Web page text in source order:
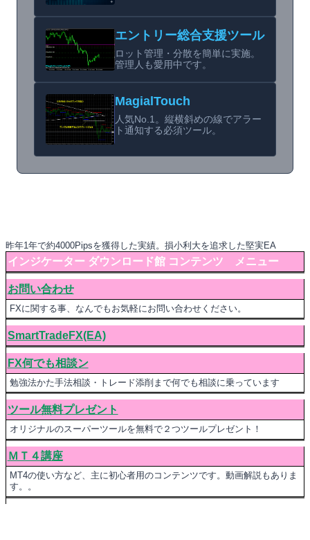
エントリー総合支援ツール
ロット管理・分散を簡単に実施。
管理人も愛用中です。
MagialTouch
人気No.1。縦横斜めの線でアラー
ト通知する必須ツール。
昨年1年で約4000Pipsを獲得した実績。損小利大を追求した堅実EA
インジケーター ダウンロード館 コンテンツ メニュー
お問い合わせ
FXに関する事、なんでもお気軽にお問い合わせください。
SmartTradeFX(EA)
FX何でも相談ン
勉強法かた手法相談・トレード添削まで何でも相談に乗っています
ツール無料プレゼント
オリジナルのスーパーツールを無料で２つツールプレゼント！
ＭＴ４講座
MT4の使い方など、主に初心者用のコンテンツです。動画解説もありま
す。。